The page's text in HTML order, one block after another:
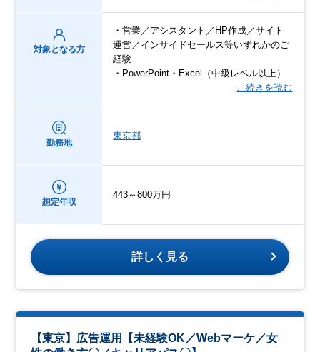
対象となる方
・営業／アシスタント／HP作成／サイト
運営／インサイドセールス等いずれかのご
経験
・PowerPoint・Excel（中級レベル以上）
…続きを読む
勤務地
東京都
想定年収
443～800万円
詳しく見る
【東京】広告運用【未経験OK／Webマーケ／女